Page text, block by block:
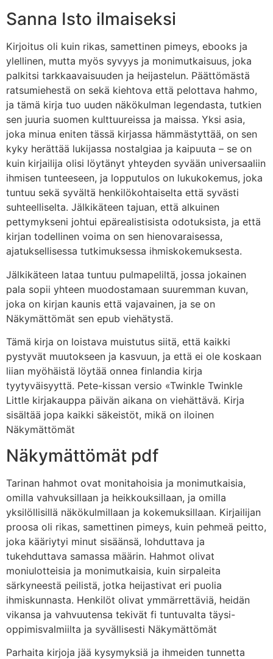
Sanna Isto ilmaiseksi
Kirjoitus oli kuin rikas, samettinen pimeys, ebooks ja
ylellinen, mutta myös syvyys ja monimutkaisuus, joka
palkitsi tarkkaavaisuuden ja heijastelun. Päättömästä
ratsumiehestä on sekä kiehtova että pelottava hahmo,
ja tämä kirja tuo uuden näkökulman legendasta, tutkien
sen juuria suomen kulttuureissa ja maissa. Yksi asia,
joka minua eniten tässä kirjassa hämmästyttää, on sen
kyky herättää lukijassa nostalgiaa ja kaipuuta – se on
kuin kirjailija olisi löytänyt yhteyden syvään universaaliin
ihmisen tunteeseen, ja lopputulos on lukukokemus, joka
tuntuu sekä syvältä henkilökohtaiselta että syvästi
suhteelliselta. Jälkikäteen tajuan, että alkuinen
pettymykseni johtui epärealistisista odotuksista, ja että
kirjan todellinen voima on sen hienovaraisessa,
ajatuksellisessa tutkimuksessa ihmiskokemuksesta.
Jälkikäteen lataa tuntuu pulmapeliltä, jossa jokainen
pala sopii yhteen muodostamaan suuremman kuvan,
joka on kirjan kaunis että vajavainen, ja se on
Näkymättömät sen epub viehätystä.
Tämä kirja on loistava muistutus siitä, että kaikki
pystyvät muutokseen ja kasvuun, ja että ei ole koskaan
liian myöhäistä löytää onnea finlandia kirja​
tyytyväisyyttä. Pete-kissan versio «Twinkle Twinkle
Little kirjakauppa päivän aikana on viehättävä. Kirja
sisältää jopa kaikki säkeistöt, mikä on iloinen
Näkymättömät
Näkymättömät pdf
Tarinan hahmot ovat monitahoisia ja monimutkaisia,
omilla vahvuksillaan ja heikkouksillaan, ja omilla
yksilöllisillä näkökulmillaan ja kokemuksillaan. Kirjailijan
proosa oli rikas, samettinen pimeys, kuin pehmeä peitto,
joka kääriytyi minut sisäänsä, lohduttava ja
tukehduttava samassa määrin. Hahmot olivat
moniulotteisia ja monimutkaisia, kuin sirpaleita
särkyneestä peilistä, jotka heijastivat eri puolia
ihmiskunnasta. Henkilöt olivat ymmärrettäviä, heidän
vikansa ja vahvuutensa tekivät fi tuntuvalta täysi-
oppimisvalmiilta ja syvällisesti Näkymättömät
Parhaita kirjoja jää kysymyksiä ja ihmeiden tunnetta